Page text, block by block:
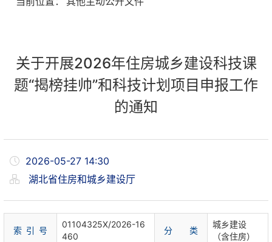
关于开展2026年住房城乡建设科技课
题“揭榜挂帅”和科技计划项目申报工作
的通知
2026-05-27 14:30
湖北省住房和城乡建设厅
索 引 号
01104325X/2026-16
460
分 类
城乡建设
（含住房）